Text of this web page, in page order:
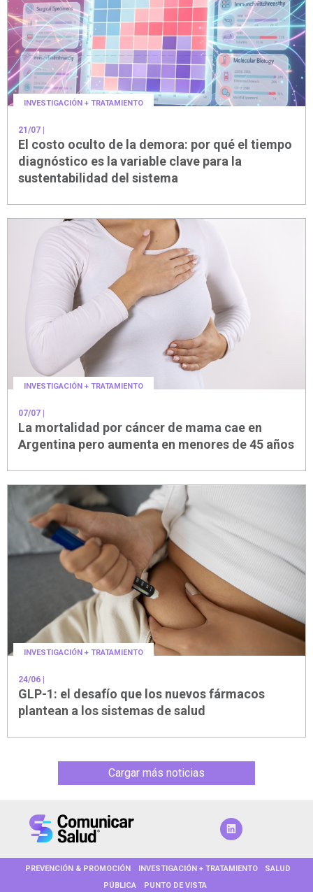
INVESTIGACIÓN + TRATAMIENTO
21/07
El costo oculto de la demora: por qué el tiempo
diagnóstico es la variable clave para la
sustentabilidad del sistema
INVESTIGACIÓN + TRATAMIENTO
07/07 |
La mortalidad por cáncer de mama cae en
Argentina pero aumenta en menores de 45 años
INVESTIGACIÓN + TRATAMIENTO
24/06 |
GLP-1: el desafío que los nuevos fármacos
plantean a los sistemas de salud
Cargar más noticias
PREVENCIÓN & PROMOCIÓN INVESTIGACIÓN + TRATAMIENTO
SALUD
PÚBLICA
PUNTO DE VISTA